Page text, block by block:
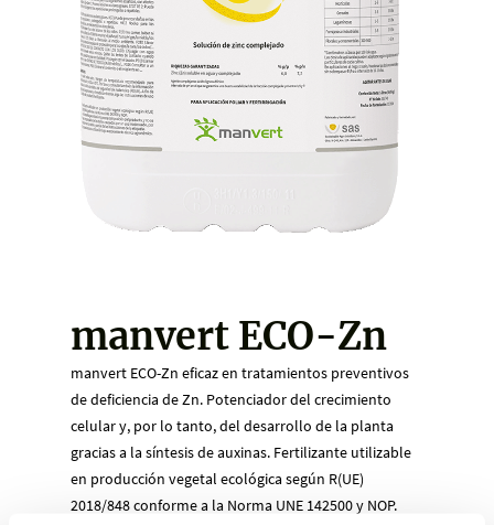
manvert ECO-Zn
manvert ECO-Zn eficaz en tratamientos preventivos
de deficiencia de Zn. Potenciador del crecimiento
celular y, por lo tanto, del desarrollo de la planta
gracias a la síntesis de auxinas. Fertilizante utilizable
en producción vegetal ecológica según R(UE)
2018/848 conforme a la Norma UNE 142500 y NOP.